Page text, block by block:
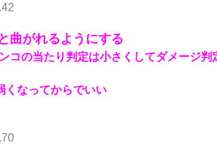
曲がれるようにする
コの当たり判定は小さくしてダメージ判
くなってからでいい